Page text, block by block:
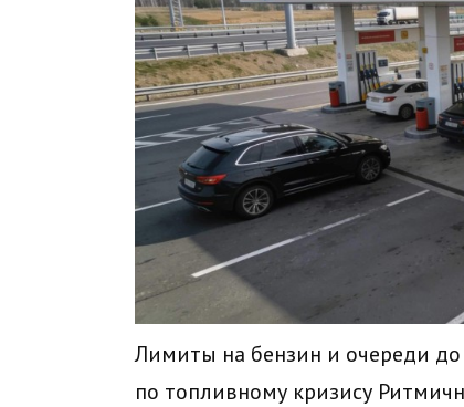
Лимиты на бензин и очереди
по топливному кризису